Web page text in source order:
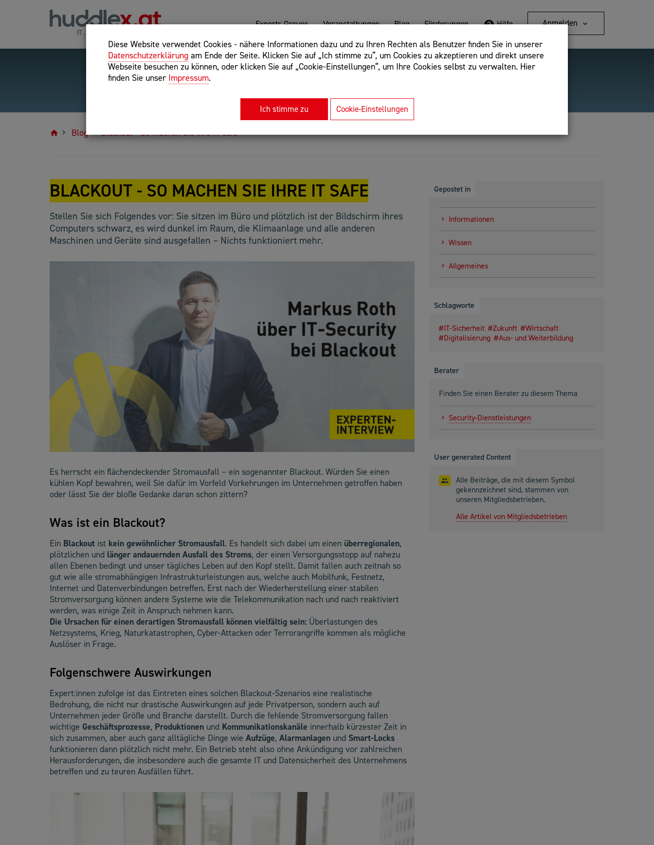
Diese Website verwendet Cookies - nähere Informationen dazu und zu Ihren Rechten als Benutzer finden Sie in unserer
Datenschutzerklärung am Ende der Seite. Klicken Sie auf „Ich stimme zu“, um Cookies zu akzeptieren und direkt unsere
Webseite besuchen zu können, oder klicken Sie auf „Cookie-Einstellungen“, um Ihre Cookies selbst zu verwalten. Hier
finden Sie unser Impressum.
Ich stimme zu Cookie-Einstellungen
Experts Groups Veranstaltungen Blog Förderungen Hilfe Anmelden
Hilfreiche Suchparameter: Begriff einschließen: +webshop, Begriff ausschließen: -webshop,
Exakter Suchbegriff: "internet of things"
Detailsuche
Blog Blackout - So machen Sie ihre IT safe
BLACKOUT - SO MACHEN SIE IHRE IT SAFE
Stellen Sie sich Folgendes vor: Sie sitzen im Büro und plötzlich ist der Bildschirm ihres
Computers schwarz, es wird dunkel im Raum, die Klimaanlage und alle anderen
Maschinen und Geräte sind ausgefallen – Nichts funktioniert mehr.
Es herrscht ein flächendeckender Stromausfall – ein sogenannter Blackout. Würden Sie einen
kühlen Kopf bewahren, weil Sie dafür im Vorfeld Vorkehrungen im Unternehmen getroffen haben
oder lässt Sie der bloße Gedanke daran schon zittern?
Was ist ein Blackout?
Ein Blackout ist kein gewöhnlicher Stromausfall. Es handelt sich dabei um einen überregionalen,
plötzlichen und länger andauernden Ausfall des Stroms, der einen Versorgungsstopp auf nahezu
allen Ebenen bedingt und unser tägliches Leben auf den Kopf stellt. Damit fallen auch zeitnah so
gut wie alle stromabhängigen Infrastrukturleistungen aus, welche auch Mobilfunk, Festnetz,
Internet und Datenverbindungen betreffen. Erst nach der Wiederherstellung einer stabilen
Stromversorgung können andere Systeme wie die Telekommunikation nach und nach reaktiviert
werden, was einige Zeit in Anspruch nehmen kann.
Die Ursachen für einen derartigen Stromausfall können vielfältig sein: Überlastungen des
Netzsystems, Krieg, Naturkatastrophen, Cyber-Attacken oder Terrorangriffe kommen als mögliche
Auslöser in Frage.
Folgenschwere Auswirkungen
Expert:innen zufolge ist das Eintreten eines solchen Blackout-Szenarios eine realistische
Bedrohung, die nicht nur drastische Auswirkungen auf jede Privatperson, sondern auch auf
Unternehmen jeder Größe und Branche darstellt. Durch die fehlende Stromversorgung fallen
wichtige Geschäftsprozesse, Produktionen und Kommunikationskanäle innerhalb kürzester Zeit in
sich zusammen, aber auch ganz alltägliche Dinge wie Aufzüge, Alarmanlagen und Smart-Locks
funktionieren dann plötzlich nicht mehr. Ein Betrieb steht also ohne Ankündigung vor zahlreichen
Herausforderungen, die insbesondere auch die gesamte IT und Datensicherheit des Unternehmens
betreffen und zu teuren Ausfällen führt.
Gepostet in
Informationen
Wissen
Allgemeines
Schlagworte
IT-Sicherheit Zukunft
Wirtschaft
Digitalisierung
Aus- und Weiterbildung
Berater
Finden Sie einen Berater zu diesem Thema
Security-Dienstleistungen
User generated Content
Alle Beiträge, die mit diesem Symbol
gekennzeichnet sind, stammen von
unseren Mitgliedsbetrieben.
Alle Artikel von Mitgliedsbetrieben